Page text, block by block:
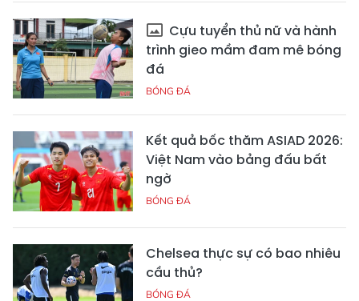
Cựu tuyển thủ nữ và hành
trình gieo mầm đam mê bóng
đá
BÓNG ĐÁ
Kết quả bốc thăm ASIAD 2026:
Việt Nam vào bảng đấu bất
ngờ
BÓNG ĐÁ
Chelsea thực sự có bao nhiêu
cầu thủ?
BÓNG ĐÁ